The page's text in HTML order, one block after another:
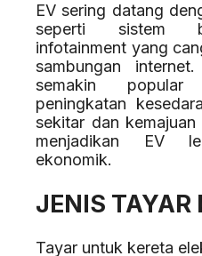
EV sering datang
seperti sistem
infotainment yang
sambungan
semakin
peningkatan
sekitar dan
menjadikan EV
ekonomik.
JENIS TAYAR
Tayar untuk kereta